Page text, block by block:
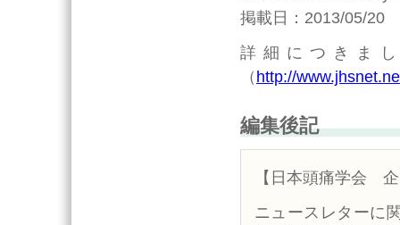
掲載日：2013/05/20
詳細につきま
（http://
編集後記
【日本頭痛学会
ニュースレターに